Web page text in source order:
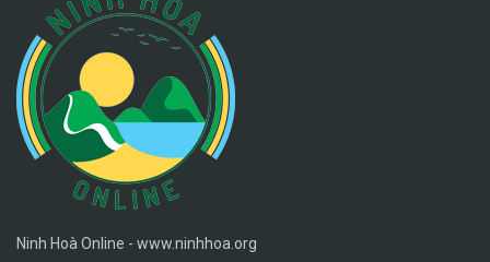
Ninh Hoà Online - www.ninhhoa.org